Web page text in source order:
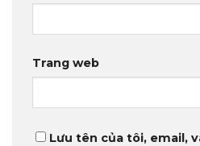
Trang web
Lưu tên của tôi, email,